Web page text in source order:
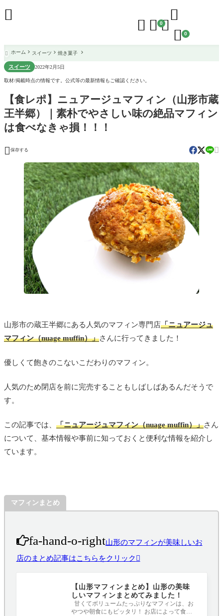
  0

 0

 ホーム スイーツ 焼き菓子
スイーツ 2022年2月5日
取材/掲載時点の情報です。公式等の最新情報もご確認ください。
【食レポ】ニュアージュマフィン（山形市蔵
王半郷）｜素朴でやさしい味の絶品マフィン
は食べなきゃ損！！！
 保存する 
山形市の蔵王半郷にある人気のマフィン専門店「ニュアージュ
マフィン（nuage muffin）」さんに行ってきました！
優しくて飽きのこないこだわりのマフィン。
人気のため閉店を前に完売することもしばしばあるんだそうで
す。
この記事では、 「ニュアージュマフィン（nuage muffin）」さん
について、基本情報や事前に知っておくと便利な情報を紹介し
ています。
マフィンまとめ
fa-hand-o-right山形のマフィンが美味しいお
店のまとめ記事はこちらをクリック
【山形マフィンまとめ】山形の美味
しいマフィンまとめてみました！
甘くてボリュームたっぷりなマフィンは、お
やつや朝食にもピッタリ！ お店によって食感